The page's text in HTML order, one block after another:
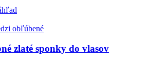
obľúbené
zlaté sponky do vlasov